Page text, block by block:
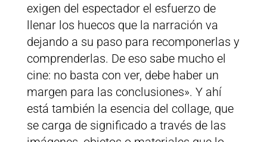
exigen del espectador el esfuerzo de
llenar los huecos que la narración va
dejando a su paso para recomponerlas y
comprenderlas. De eso sabe mucho el
cine: no basta con ver, debe haber un
margen para las conclusiones». Y ahí
está también la esencia del collage, que
se carga de significado a través de las